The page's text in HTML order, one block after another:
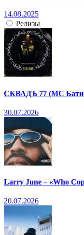
14.08.2025
Релизы
СКВАДЪ 77 (МС
30.07.2026
Larry June – «Who
20.07.2026